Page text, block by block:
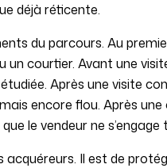
déjà réticente.
du parcours. Au
un courtier. Avant une
Après une visite
encore flou. Après
le vendeur ne s’engage
acquéreurs. Il est de